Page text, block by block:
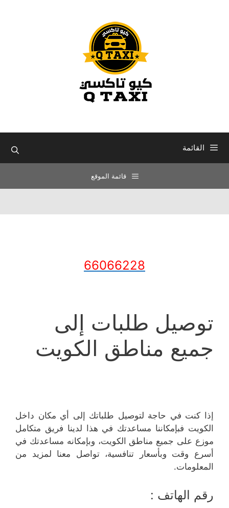
القائمة
قائمة الموقع
66066228
توصيل طلبات إلى
جميع مناطق الكويت
إذا كنت في حاجة لتوصيل طلباتك إلى أي مكان داخل
الكويت فبإمكاننا مساعدتك في هذا لدينا فريق متكامل
موزع على جميع مناطق الكويت، وبإمكانه مساعدتك في
أسرع وقت وبأسعار تنافسية، تواصل معنا لمزيد من
المعلومات.
رقم الهاتف :